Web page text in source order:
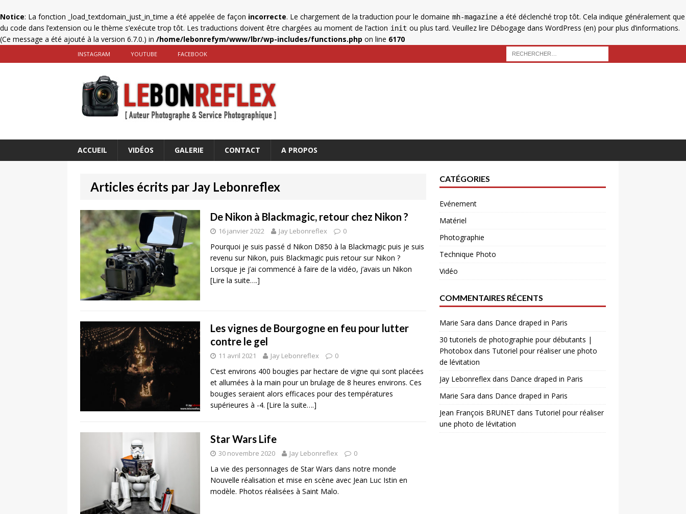
Notice: La fonction _load_textdomain_just_in_time a été appelée de façon incorrecte. Le chargement de la traduction pour le domaine mh-magazine a été déclenché trop tôt. Cela indique généralement que
du code dans l’extension ou le thème s’exécute trop tôt. Les traductions doivent être chargées au moment de l’action init ou plus tard. Veuillez lire Débogage dans WordPress (en) pour plus d’informations.
(Ce message a été ajouté à la version 6.7.0.) in /home/lebonrefym/www/lbr/wp-includes/functions.php on line 6170
INSTAGRAM YOUTUBE FACEBOOK
ACCUEIL VIDÉOS GALERIE CONTACT A PROPOS
Articles écrits par Jay Lebonreflex
De Nikon à Blackmagic, retour chez Nikon ?
16 janvier 2022 Jay Lebonreflex 0
Pourquoi je suis passé d Nikon D850 à la Blackmagic puis je suis
revenu sur Nikon, puis Blackmagic puis retour sur Nikon ?
Lorsque je j’ai commencé à faire de la vidéo, j’avais un Nikon
[Lire la suite….]
Les vignes de Bourgogne en feu pour lutter
contre le gel
11 avril 2021 Jay Lebonreflex 0
C’est environs 400 bougies par hectare de vigne qui sont placées
et allumées à la main pour un brulage de 8 heures environs. Ces
bougies seraient alors efficaces pour des températures
supérieures à -4. [Lire la suite….]
Star Wars Life
30 novembre 2020 Jay Lebonreflex 0
La vie des personnages de Star Wars dans notre monde
Nouvelle réalisation et mise en scène avec Jean Luc Istin en
modèle. Photos réalisées à Saint Malo.
CATÉGORIES
Evénement
Matériel
Photographie
Technique Photo
Vidéo
COMMENTAIRES RÉCENTS
Marie Sara dans Dance draped in Paris
30 tutoriels de photographie pour débutants |
Photoboxdans Tutoriel pour réaliser une photo
de lévitation
Jay Lebonreflexdans Dance draped in Paris
Marie Sara dans Dance draped in Paris
Jean François BRUNET dans Tutoriel pour réaliser
une photo de lévitation